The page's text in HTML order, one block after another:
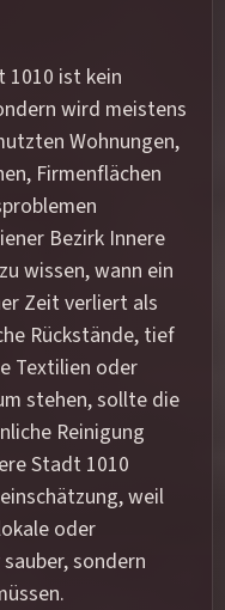
1010 ist kein
wird meistens
Wohnungen,
Firmenflächen
Bezirk Innere
wissen, wann ein
Zeit verliert als
Rückstände, tief
Textilien oder
stehen, sollte die
Reinigung
Stadt 1010
weil
oder
sondern